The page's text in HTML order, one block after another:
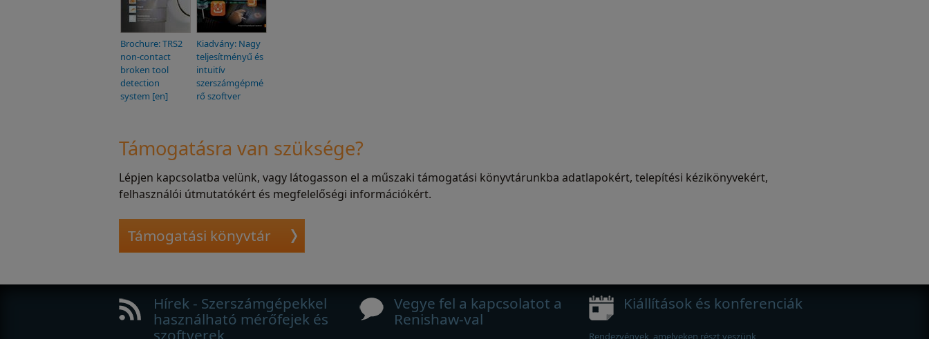
Brochure: TRS2
non-contact
broken tool
detection
system [en]
Kiadvány: Nagy
teljesítményű és
intuitív
szerszámgépmé
rő szoftver
Támogatásra van szüksége?
Lépjen kapcsolatba velünk, vagy látogasson el a műszaki támogatási könyvtárunkba adatlapokért, telepítési kézikönyvekért,
felhasználói útmutatókért és megfelelőségi információkért.
Támogatási könyvtár
Hírek - Szerszámgépekkel
használható mérőfejek és
szoftverek
Vegye fel a kapcsolatot a
Renishaw-val
Kiállítások és konferenciák
Rendezvények, amelyeken részt veszünk